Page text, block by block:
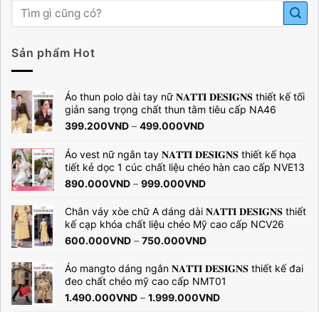
Sản phẩm Hot
Áo thun polo dài tay nữ 𝐍𝐀𝐓𝐓𝐈 𝐃𝐄𝐒𝐈𝐆𝐍𝐒 thiết kế tối
giản sang trọng chất thun tằm tiêu cấp NA46
399.200VND – 499.000VNDKhoảng
từ
399.200VND
499.000VND
Áo vest nữ ngắn tay 𝐍𝐀𝐓𝐓𝐈 𝐃𝐄𝐒𝐈𝐆𝐍𝐒 thiết kế họa
tiết kẻ dọc 1 cúc chất liệu chéo hàn cao cấp NVE13
890.000VND – 999.000VNDKhoảng
từ
890.000VND
999.000VND
Chân váy xòe chữ A dáng dài 𝐍𝐀𝐓𝐓𝐈 𝐃𝐄𝐒𝐈𝐆𝐍𝐒 thiết
kế cạp khóa chất liệu chéo Mỹ cao cấp NCV26
600.000VND – 750.000VNDKhoảng
từ
600.000VND
đến
750.000VND
Áo mangto dáng ngắn 𝐍𝐀𝐓𝐓𝐈 𝐃𝐄𝐒𝐈𝐆𝐍𝐒 thiết kế đai
đeo chất chéo mỹ cao cấp NMT01
1.490.000VND – 1.999.000VNDKhoảng